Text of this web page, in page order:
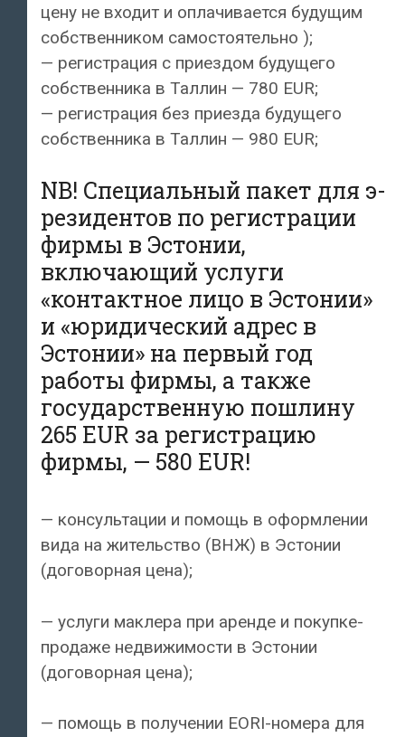
цену не входит и оплачивается будущим
собственником самостоятельно );
— регистрация с приездом будущего
собственника в Таллин — 780 EUR;
— регистрация без приезда будущего
собственника в Таллин — 980 EUR;
NB! Cпециальный пакет для э-
резидентов по регистрации
фирмы в Эстонии,
включающий услуги
«контактное лицо в Эстонии»
и «юридический адрес в
Эстонии» на первый год
работы фирмы, а также
государственную пошлину
265 EUR за регистрацию
фирмы, — 580 EUR!
— консультации и помощь в оформлении
вида на жительство (ВНЖ) в Эстонии
(договорная цена);
— услуги маклера при аренде и покупке-
продаже недвижимости в Эстонии
(договорная цена);
— помощь в получении EORI-номера для